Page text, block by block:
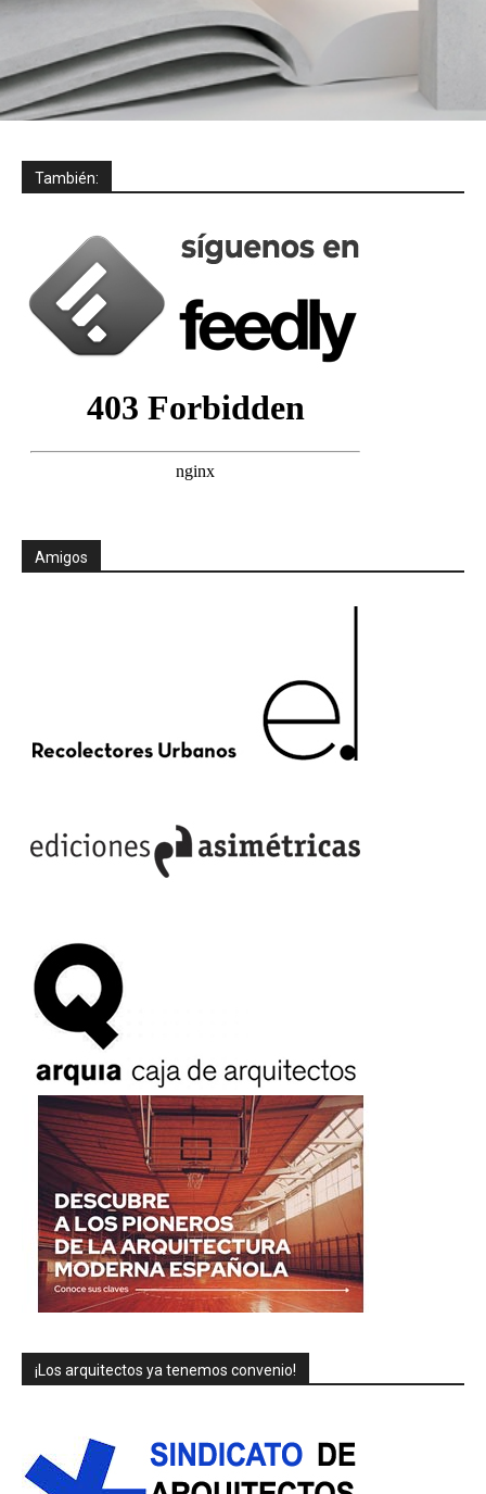
También:
Amigos
¡Los arquitectos ya tenemos convenio!